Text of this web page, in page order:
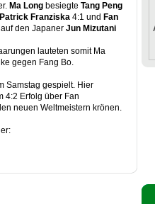
Ma Long besiegte Tang Peng
Patrick Franziska 4:1 und Fan
den Japaner Jun Mizutani
lauteten somit Ma
gegen Fang Bo.
Samstag gespielt. Hier
4:2 Erfolg über Fan
neuen Weltmeistern krönen.